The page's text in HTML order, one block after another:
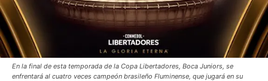
En la final de esta temporada de la Copa Libertadores, Boca Juniors, se
enfrentará al cuatro veces campeón brasileño Fluminense, que jugará en su